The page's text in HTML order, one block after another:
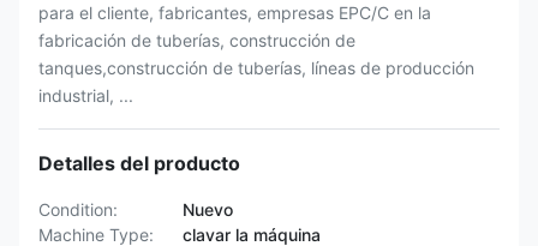
para el cliente, fabricantes, empresas EPC/C en la
fabricación de tuberías, construcción de
tanques,construcción de tuberías, líneas de producción
industrial, ...
Detalles del producto
Condition:
Nuevo
Machine Type:
clavar la máquina